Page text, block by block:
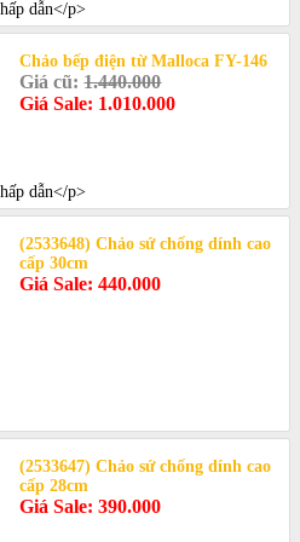
dẫn</p>
Chảo bếp điện từ Malloca FY-146
Giá cũ:1.440.000
Giá Sale: 1.010.000
dẫn</p>
(2533648) Chảo sứ chống dính cao
cấp 30cm
Giá Sale: 440.000
(2533647) Chảo sứ chống dính cao
cấp 28cm
Giá Sale: 390.000